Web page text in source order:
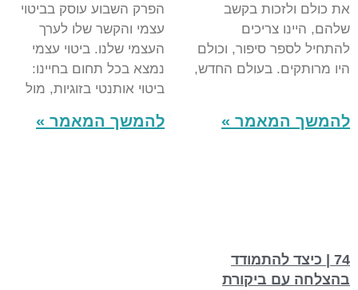
את כולם ולזכות בקשב
שלהם, היינו צריכים
להתחיל לספר סיפור, וכולם
היו מרותקים. בעולם החדש,
להמשך המאמר »
הפרק השבוע עוסק בביטוי
עצמי והקשר שלו לערך
העצמי שלנו. ביטוי עצמי
נמצא בכל תחום בחיינו:
ביטוי אותנטי בזוגיות, מול
להמשך המאמר »
74 | כיצד להתמודד
בהצלחה עם ביקורת